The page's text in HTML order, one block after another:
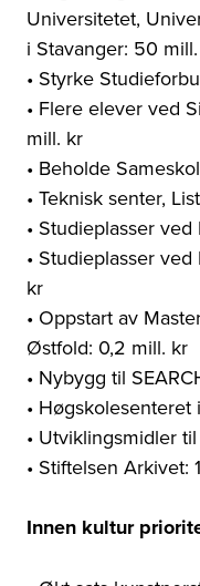
Universitetet,
i Stavanger: 50
• Styrke
• Flere elever ved
mill. kr
• Beholde
• Teknisk senter,
• Studieplasser
• Studieplasser
kr
• Oppstart av
Østfold: 0,2 mill. kr
• Nybygg til
•
• Utviklingsmidler
• Stiftelsen Arkivet:
Innen kultur